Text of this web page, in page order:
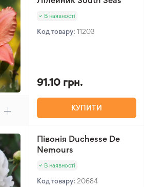
В наявності
Код товару: 11203
91.10 грн.
КУПИТИ
Півонія Duchesse De
Nemours
В наявності
Код товару: 20684